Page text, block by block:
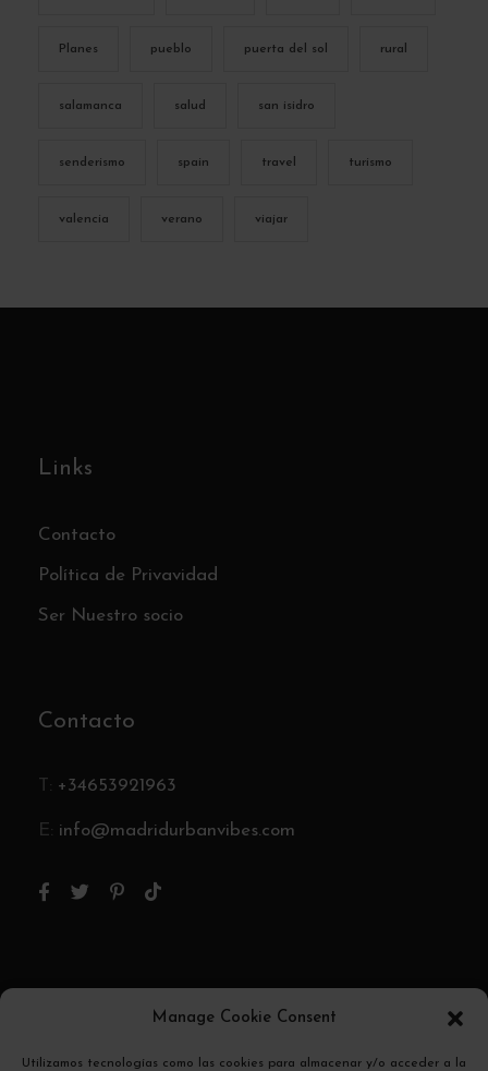
Manage Cookie Consent
Utilizamos tecnologías como las cookies para almacenar y/o acceder a la
Planes pueblo puerta del sol rural
salamanca salud san isidro
senderismo spain travel turismo
valencia verano viajar
Links
Contacto
Política de Privavidad
Ser Nuestro socio
Contacto
T: +34653921963
E: info@madridurbanvibes.com
El pago se encripta y se transmite de forma